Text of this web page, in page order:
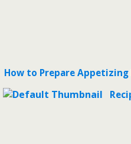
How to Prepare Appetizing